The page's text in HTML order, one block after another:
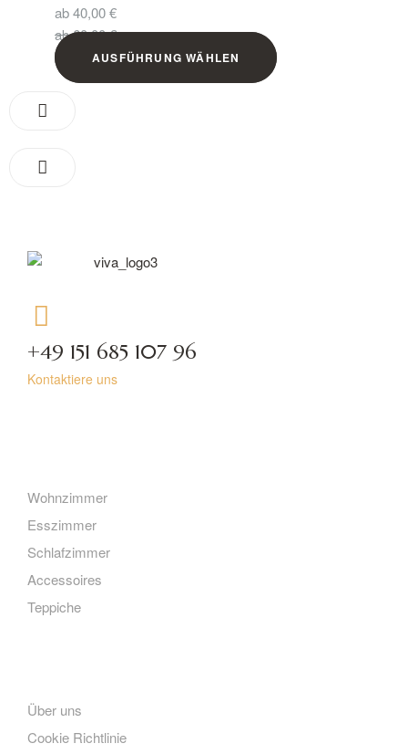
ab40,00€
ab60,00€
AUSFÜHRUNG WÄHLEN
+49 151 685 107 96
Kontaktiere uns
Wohnzimmer
Esszimmer
Schlafzimmer
Accessoires
Teppiche
Über uns
Cookie Richtlinie